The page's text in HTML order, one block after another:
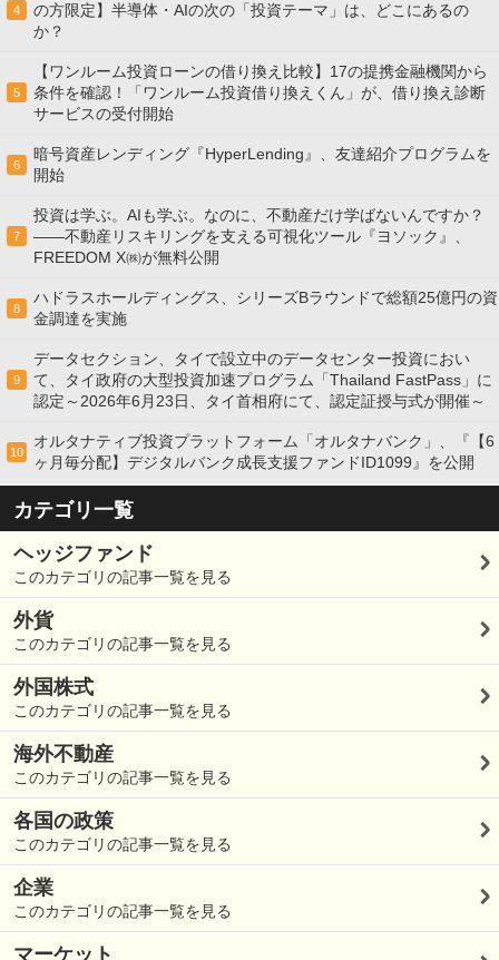
4
の方限定】半導体・AIの次の「投資テーマ」は、どこにあるの
か？
5
【ワンルーム投資ローンの借り換え比較】17の提携金融機関から
条件を確認！「ワンルーム投資借り換えくん」が、借り換え診断
サービスの受付開始
6
暗号資産レンディング『HyperLending』、友達紹介プログラムを
開始
7
投資は学ぶ。AIも学ぶ。なのに、不動産だけ学ばないんですか？
——不動産リスキリングを支える可視化ツール『ヨソック』、
FREEDOM X㈱が無料公開
8
ハドラスホールディングス、シリーズBラウンドで総額25億円の資
金調達を実施
9
データセクション、タイで設立中のデータセンター投資におい
て、タイ政府の大型投資加速プログラム「Thailand FastPass」に
認定～2026年6月23日、タイ首相府にて、認定証授与式が開催～
10
オルタナティブ投資プラットフォーム「オルタナバンク」、『【6
ヶ月毎分配】デジタルバンク成長支援ファンドID1099』を公開
カテゴリ一覧
ヘッジファンド
このカテゴリの記事一覧を見る
外貨
このカテゴリの記事一覧を見る
外国株式
このカテゴリの記事一覧を見る
海外不動産
このカテゴリの記事一覧を見る
各国の政策
このカテゴリの記事一覧を見る
企業
このカテゴリの記事一覧を見る
マーケット